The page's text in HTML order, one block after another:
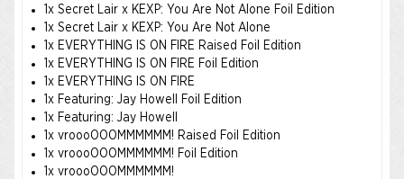
1x Secret Lair x KEXP: You Are Not Alone Foil Edition
1x Secret Lair x KEXP: You Are Not Alone
1x EVERYTHING IS ON FIRE Raised Foil Edition
1x EVERYTHING IS ON FIRE Foil Edition
1x EVERYTHING IS ON FIRE
1x Featuring: Jay Howell Foil Edition
1x Featuring: Jay Howell
1x vroooOOOMMMMMM! Raised Foil Edition
1x vroooOOOMMMMMM! Foil Edition
1x vroooOOOMMMMMM!